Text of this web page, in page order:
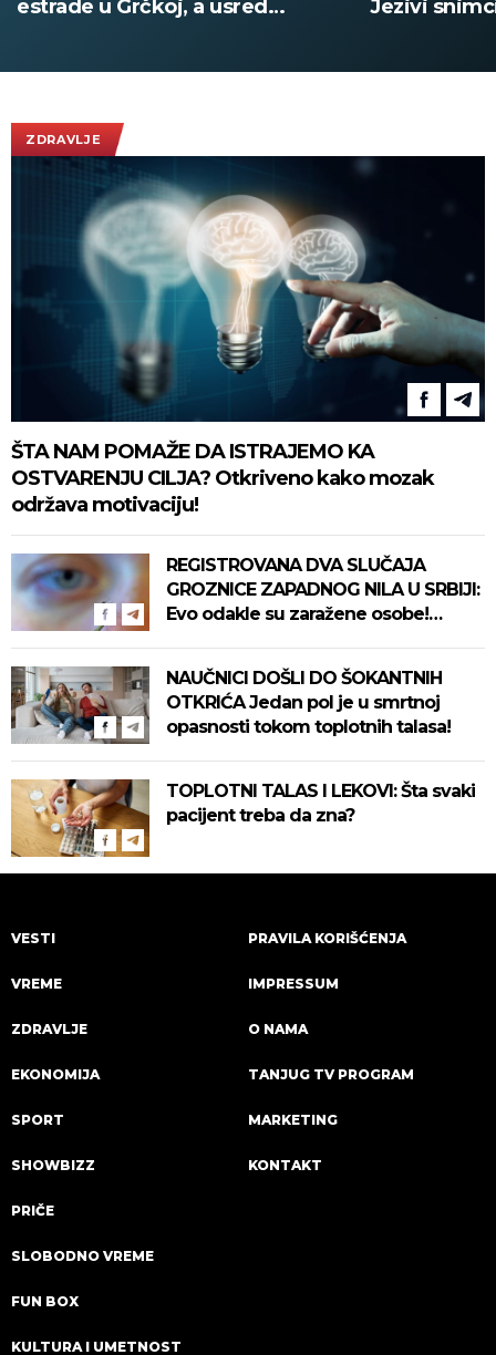
Jezivi snimci iz škole na Tajlandu
ZDRAVLJE
ŠTA NAM POMAŽE DA ISTRAJEMO KA
OSTVARENJU CILJA? Otkriveno kako mozak
održava motivaciju!
REGISTROVANA DVA SLUČAJA
GROZNICE ZAPADNOG NILA U SRBIJI:
Evo odakle su zaražene osobe!
NAUČNICI DOŠLI DO ŠOKANTNIH
OTKRIĆA Jedan pol je u smrtnoj
opasnosti tokom toplotnih talasa!
TOPLOTNI TALAS I LEKOVI: Šta svaki
pacijent treba da zna?
VESTI
VREME
ZDRAVLJE
EKONOMIJA
SPORT
SHOWBIZZ
PRIČE
SLOBODNO VREME
FUN BOX
KULTURA I UMETNOST
PRAVILA KORIŠĆENJA
IMPRESSUM
O NAMA
TANJUG TV PROGRAM
MARKETING
KONTAKT